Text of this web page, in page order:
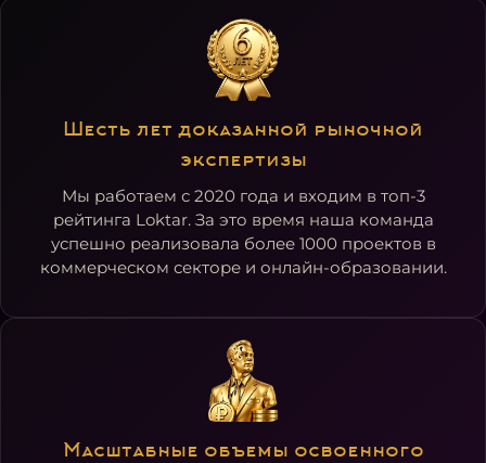
Шесть лет доказанной рыночной
экспертизы
Мы работаем с 2020 года и входим в топ-3
рейтинга Loktar. За это время наша команда
успешно реализовала более 1000 проектов в
коммерческом секторе и онлайн-образовании.
Масштабные объемы освоенного